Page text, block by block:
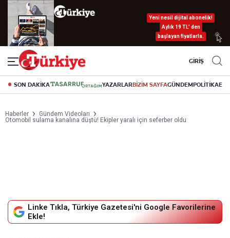
Yeni nesil dijital abonelik!
Aylık 19 TL’ den
başlayan fiyatlarla.
GİRİŞ
SON DAKİKA YAZARLARBİZİM SAYFAGÜNDEMPOLİTİKA
Haberler
Gündem Videoları
Otomobil sulama kanalına düştü! Ekipler yaralı için seferber oldu
Linke Tıkla, Türkiye Gazetesi'ni Google Favorilerine
Ekle!